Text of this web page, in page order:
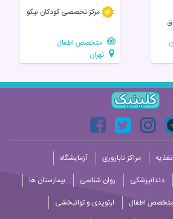
مرکز تخصصی‌ کودکان‌ نیکو
متخصص اطفال
تهران
مراکز ناباروری
آزمایشگاه
دندانپزشکی روان شناسی
بیمارستان ها
اطفال ارتوپدی و توانبخشی